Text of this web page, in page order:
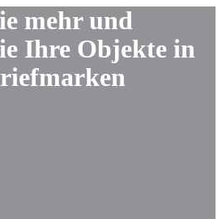
mehr und
Ihre Objekte in